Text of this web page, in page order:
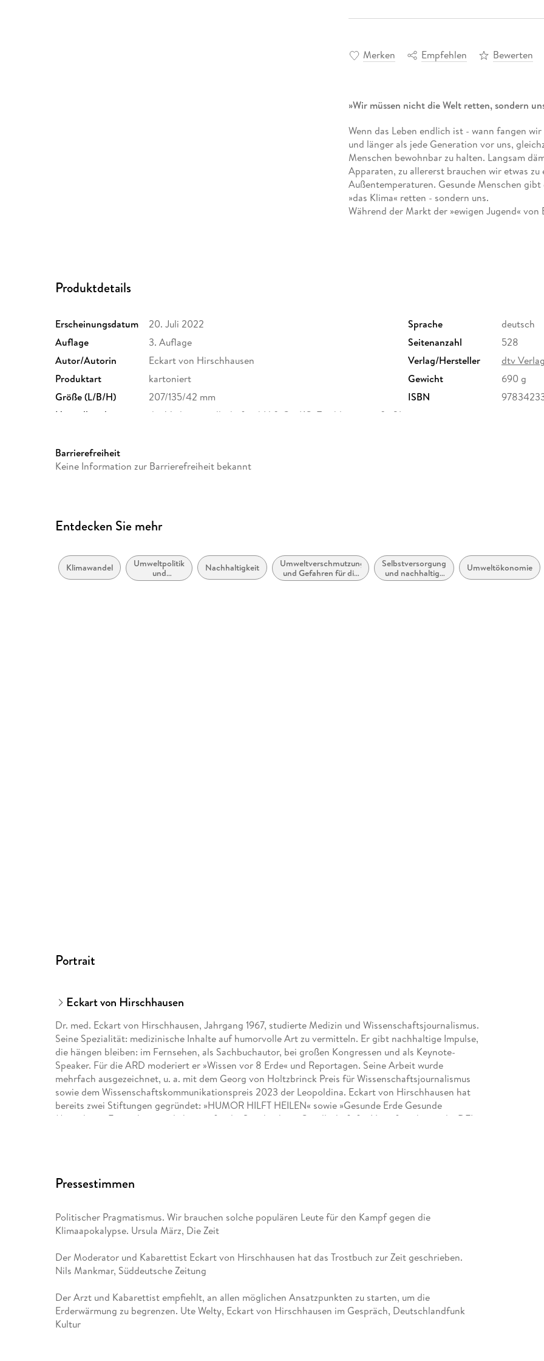
Merken Empfehlen Bewerten
»Wir müssen nicht die Welt retten, sondern
Wenn das Leben endlich ist - wann fangen
und länger als jede Generation vor uns,
Menschen bewohnbar zu halten. Langsam
Apparaten, zu allererst brauchen wir etwas
Außentemperaturen. Gesunde Menschen
»das Klima« retten - sondern uns.
Während der Markt der »ewigen Jugend«
Produktdetails
Erscheinungsdatum 20. Juli 2022 Sprache
deutsch
Auflage
3. Auflage Seitenanzahl
528
Autor/Autorin
Eckart von Hirschhausen Verlag/Hersteller
dtv
Produktart
kartoniert Gewicht
690 g
Größe (L/B/H)
207/135/42 mm ISBN
Herstelleradresse
dtv Verlagsgesellschaft mbH & Co. KG, Tumblingerstraße 21,
Barrierefreiheit
Keine Information zur Barrierefreiheit bekannt
Entdecken Sie mehr
Klimawandel
Umweltpolitik
und
Protokolle
Nachhaltigkeit
Umweltverschmutzung
und Gefahren für die
Umwelt
Selbstversorgung
und nachhaltige
Lebensstile
Umweltökonomie
Portrait
Eckart von Hirschhausen
Dr. med. Eckart von Hirschhausen, Jahrgang 1967, studierte Medizin und Wissenschaftsjournalismus.
Seine Spezialität: medizinische Inhalte auf humorvolle Art zu vermitteln. Er gibt nachhaltige Impulse,
die hängen bleiben: im Fernsehen, als Sachbuchautor, bei großen Kongressen und als Keynote-
Speaker. Für die ARD moderiert er »Wissen vor 8 Erde« und Reportagen. Seine Arbeit wurde
mehrfach ausgezeichnet, u. a. mit dem Georg von Holtzbrinck Preis für Wissenschaftsjournalismus
sowie dem Wissenschaftskommunikationspreis 2023 der Leopoldina. Eckart von Hirschhausen hat
bereits zwei Stiftungen gegründet: »HUMOR HILFT HEILEN« sowie »Gesunde Erde Gesunde
Menschen«. Er ist ehrenamtlich tätig für die Senckenberg Gesellschaft für Naturforschung, die DFL
Pressestimmen
Politischer Pragmatismus. Wir brauchen solche populären Leute für den Kampf gegen die
Klimaapokalypse. Ursula März, Die Zeit
Der Moderator und Kabarettist Eckart von Hirschhausen hat das Trostbuch zur Zeit geschrieben.
Nils Mankmar, Süddeutsche Zeitung
Der Arzt und Kabarettist empfiehlt, an allen möglichen Ansatzpunkten zu starten, um die
Erderwärmung zu begrenzen. Ute Welty, Eckart von Hirschhausen im Gespräch, Deutschlandfunk
Kultur